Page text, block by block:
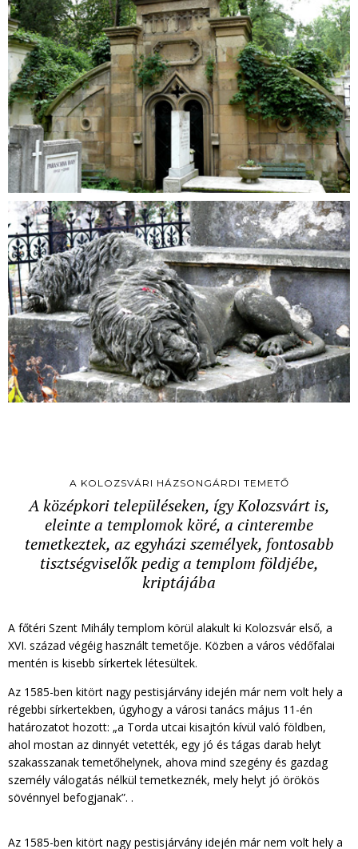
A KOLOZSVÁRI HÁZSONGÁRDI TEMETŐ
A középkori településeken, így Kolozsvárt is,
eleinte a templomok köré, a cinterembe
temetkeztek, az egyházi személyek, fontosabb
tisztségviselők pedig a templom földjébe,
kriptájába
A főtéri Szent Mihály templom körül alakult ki Kolozsvár első, a
XVI. század végéig használt temetője. Közben a város védőfalai
mentén is kisebb sírkertek létesültek.
Az 1585-ben kitört nagy pestisjárvány idején már nem volt hely a
régebbi sírkertekben, úgyhogy a városi tanács május 11-én
határozatot hozott: „a Torda utcai kisajtón kívül való földben,
ahol mostan az dinnyét vetették, egy jó és tágas darab helyt
szakasszanak temetőhelynek, ahova mind szegény és gazdag
személy válogatás nélkül temetkeznék, mely helyt jó örökös
sövénnyel befogjanak”. .
Az 1585-ben kitört nagy pestisjárvány idején már nem volt hely a